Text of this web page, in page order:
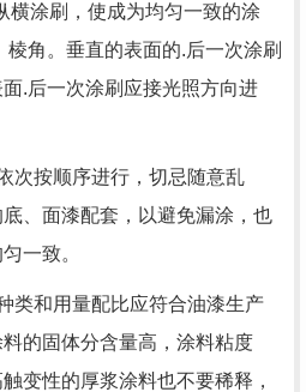
横涂刷，使成为均匀一致的涂
角。垂直的表面的.后一次涂刷
.后一次涂刷应接光照方向进
次按顺序进行，切忌随意乱
、面漆配套，以避免漏涂，也
一致。
类和用量配比应符合油漆生产
的固体分含量高，涂料粘度
变性的厚浆涂料也不要稀释，